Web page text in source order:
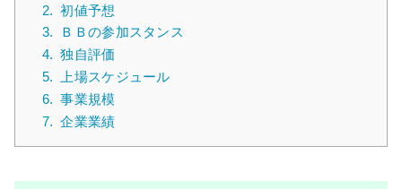
2. 初値予想
3.
ＢＢの参加スタンス
4. 独自評価
5.
上場スケジュール
6. 事業規模
7. 企業業績